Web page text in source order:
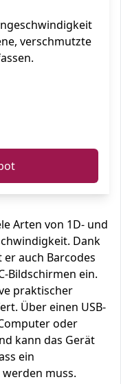
verschmutzte
Arten von 1D- und
Dank
auch Barcodes
Bildschirmen ein.
praktischer
Über einen USB-
oder
kann das Gerät
ein
muss.